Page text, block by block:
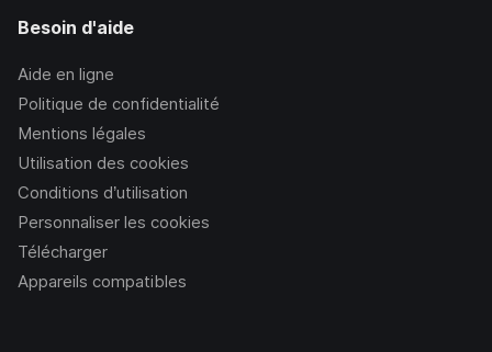
Besoin d'aide
Aide en ligne
Politique de confidentialité
Mentions légales
Utilisation des cookies
Conditions d’utilisation
Personnaliser les cookies
Télécharger
Appareils compatibles